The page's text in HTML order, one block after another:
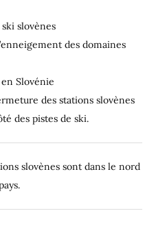
slovènes
des domaines
Slovénie
des stations slovènes
des pistes de ski.
slovènes sont dans le nord